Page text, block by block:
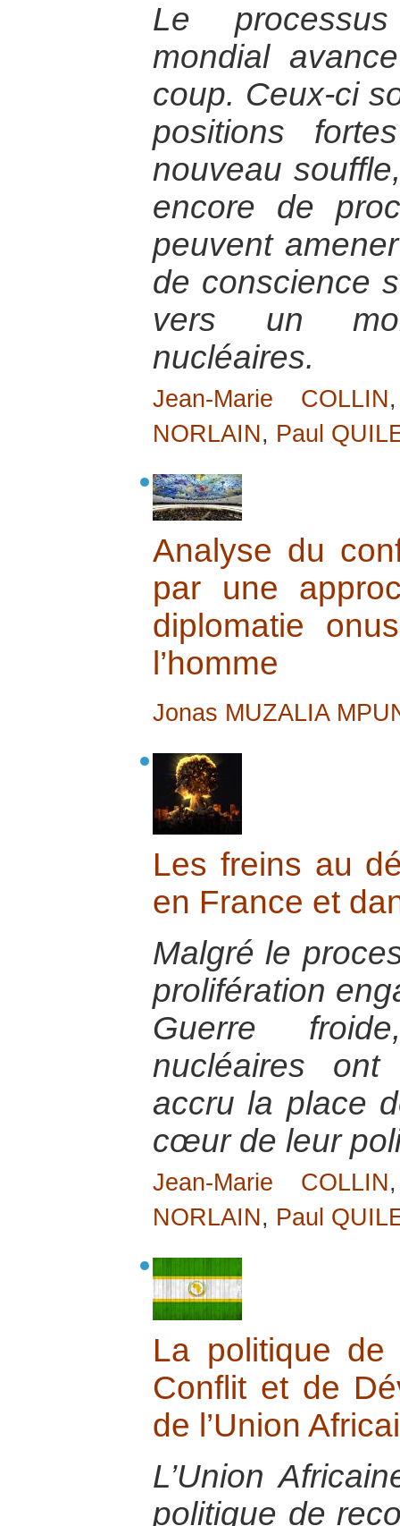
Le
mondial
coup. Ceux-ci
positions
nouveau
encore de
peuvent
de conscience
vers un
nucléaires.
Jean-Marie COLLIN
NORLAIN, Paul
Analyse du
par une
diplomatie
l’homme
Jonas MUZALIA
Les freins au
en France et
Malgré le
prolifération
Guerre
nucléaires
accru la place
cœur de leur
Jean-Marie COLLIN
NORLAIN, Paul
La politique de
Conflit et de
de l’Union
L’Union
politique de